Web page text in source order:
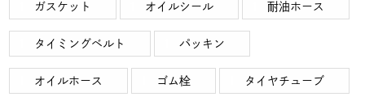
ガスケット オイルシール 耐油ホース
タイミングベルト パッキン
オイルホース ゴム栓 タイヤチューブ